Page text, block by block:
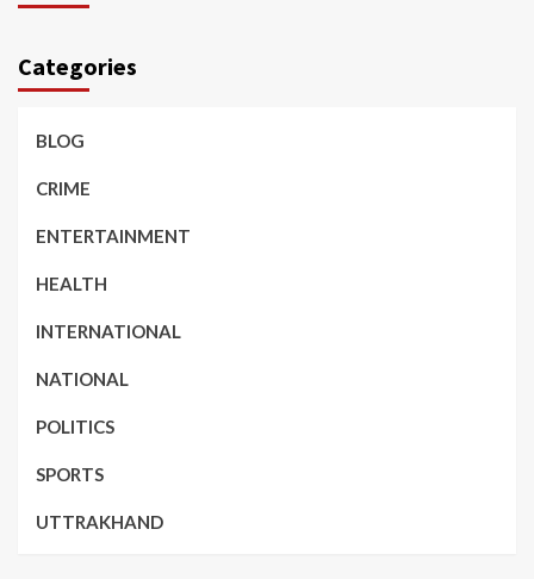
Categories
BLOG
CRIME
ENTERTAINMENT
HEALTH
INTERNATIONAL
NATIONAL
POLITICS
SPORTS
UTTRAKHAND